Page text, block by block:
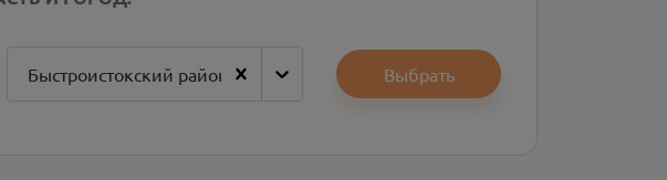
Быстроистокский район Выбрать